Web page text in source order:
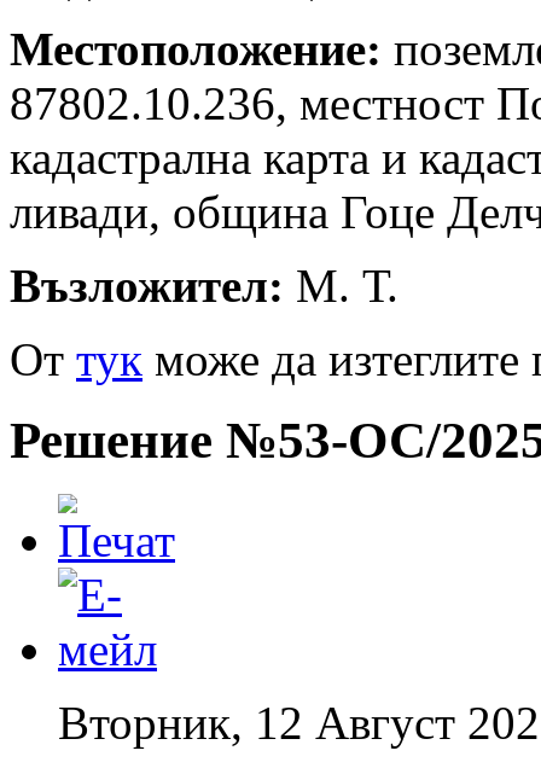
Местоположение:
87802.10.236, местност
кадастрална карта и
ливади, община Гоце
Възложител: М. Т.
Oт тук може да
Решение №53-ОС/
Вторник, 12 Август